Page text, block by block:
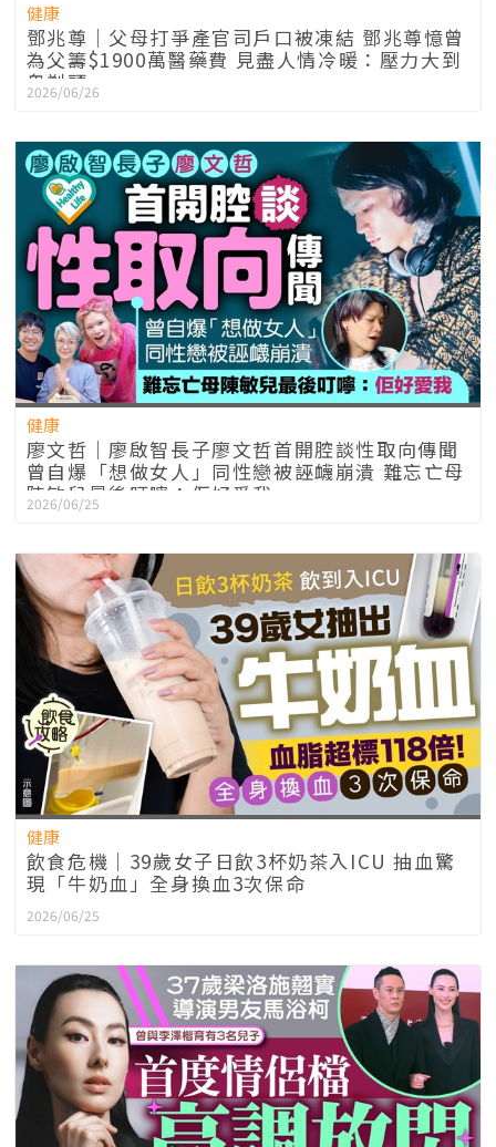
健康
鄧兆尊｜父母打爭產官司戶口被凍結 鄧兆尊憶曾
為父籌$1900萬醫藥費 見盡人情冷暖：壓力大到
鬼剃頭
2026/06/26
健康
廖文哲｜廖啟智長子廖文哲首開腔談性取向傳聞
曾自爆「想做女人」同性戀被誣衊崩潰 難忘亡母
陳敏兒最後叮嚀：佢好愛我
2026/06/25
健康
飲食危機｜39歲女子日飲3杯奶茶入ICU 抽血驚
現「牛奶血」全身換血3次保命
2026/06/25